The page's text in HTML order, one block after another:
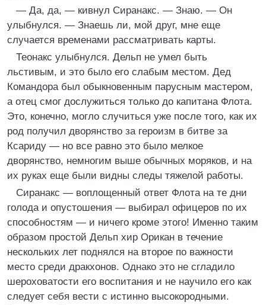
— Да, да, — кивнул Сиранакс. — Знаю. — Он
улыбнулся. — Знаешь ли, мой друг, мне еще
случается временами рассматривать карты.
Теонакс улыбнулся. Дельп не умел быть
льстивым, и это было его слабым местом. Дед
Командора был обыкновенным парусным мастером,
а отец смог дослужиться только до капитана Флота.
Это, конечно, могло случиться уже после того, как их
род получил дворянство за героизм в битве за
Ксариду — но все равно это было мелкое
дворянство, немногим выше обычных моряков, и на
их руках еще были видны следы тяжелой работы.
Сиранакс — воплощенный ответ Флота на те дни
голода и опустошения — выбирал офицеров по их
способностям — и ничего кроме этого! Именно таким
образом простой Дельп хир Орикан в течение
нескольких лет поднялся на второе по важности
место среди дракхонов. Однако это не сгладило
шероховатости его воспитания и не научило его как
следует себя вести с истинно высокородными.